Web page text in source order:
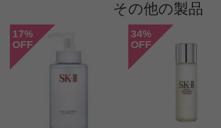
このコスメのレビューを書いて
クチコミを投稿する
その他の製品
17%
OFF
34%
OFF